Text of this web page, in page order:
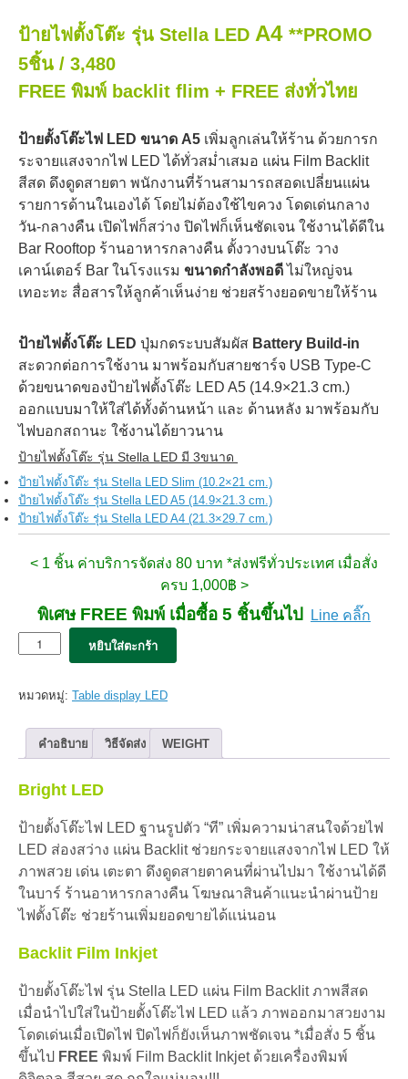
ป้ายไฟตั้งโต๊ะ รุ่น Stella LED A4 **PROMO
5ชิ้น / 3,480
FREE พิมพ์ backlit flim + FREE ส่งทั่วไทย
ป้ายตั้งโต๊ะไฟ LED ขนาด A5 เพิ่มลูกเล่นให้ร้าน ด้วยการก
ระจายแสงจากไฟ LED ได้ทั่วสม่ำเสมอ แผ่น Film Backlit
สีสด ดึงดูดสายตา พนักงานที่ร้านสามารถสอดเปลี่ยนแผ่น
รายการด้านในเองได้ โดยไม่ต้องใช้ไขควง โดดเด่นกลาง
วัน-กลางคืน เปิดไฟก็สว่าง ปิดไฟก็เห็นชัดเจน ใช้งานได้ดีใน
Bar Rooftop ร้านอาหารกลางคืน ตั้งวางบนโต๊ะ วาง
เคาน์เตอร์ Bar ในโรงแรม ขนาดกำลังพอดีไม่ใหญ่จน
เทอะทะ สื่อสารให้ลูกค้าเห็นง่าย ช่วยสร้างยอดขายให้ร้าน
ป้ายไฟตั้งโต๊ะ LED ปุ่มกดระบบสัมผัส Battery Build-in
สะดวกต่อการใช้งาน มาพร้อมกับสายชาร์จ USB Type-C
ด้วยขนาดของป้ายไฟตั้งโต๊ะ LED A5 (14.9×21.3 cm.)
ออกแบบมาให้ใส่ได้ทั้งด้านหน้า และ ด้านหลัง มาพร้อมกับ
ไฟบอกสถานะ ใช้งานได้ยาวนาน
ป้ายไฟตั้งโต๊ะ รุ่น Stella LED มี 3ขนาด
ป้ายไฟตั้งโต๊ะ รุ่น Stella LED Slim (10.2×21 cm.)
ป้ายไฟตั้งโต๊ะ รุ่น Stella LED A5 (14.9×21.3 cm.)
ป้ายไฟตั้งโต๊ะ รุ่น Stella LED A4 (21.3×29.7 cm.)
< 1 ชิ้น ค่าบริการจัดส่ง 80 บาท *ส่งฟรีทั่วประเทศ เมื่อสั่ง
ครบ 1,000฿ >
พิเศษ FREE พิมพ์ เมื่อซื้อ 5 ชิ้นขึ้นไป Line คลิ๊ก
จำนวน
ป้าย
Stella
LED
*PROMO
ชิ้น
ฟรี
ฟรี
ส่ง
ชิ้น
หยิบใส่ตะกร้า
หมวดหมู่: Table display LED
คำอธิบาย วิธีจัดส่ง WEIGHT
Bright LED
ป้ายตั้งโต๊ะไฟ LED ฐานรูปตัว “ที” เพิ่มความน่าสนใจด้วยไฟ
LED ส่องสว่าง แผ่น Backlit ช่วยกระจายแสงจากไฟ LED ให้
ภาพสวย เด่น เตะตา ดึงดูดสายตาคนที่ผ่านไปมา ใช้งานได้ดี
ในบาร์ ร้านอาหารกลางคืน โฆษณาสินค้าแนะนำผ่านป้าย
ไฟตั้งโต๊ะ ช่วยร้านเพิ่มยอดขายได้แน่นอน
Backlit Film Inkjet
ป้ายตั้งโต๊ะไฟ รุ่น Stella LED แผ่น Film Backlit ภาพสีสด
เมื่อนำไปใส่ในป้ายตั้งโต๊ะไฟ LED แล้ว ภาพออกมาสวยงาม
โดดเด่นเมื่อเปิดไฟ ปิดไฟก็ยังเห็นภาพชัดเจน *เมื่อสั่ง 5 ชิ้น
ขึ้นไป FREE พิมพ์ Film Backlit Inkjet ด้วยเครื่องพิมพ์